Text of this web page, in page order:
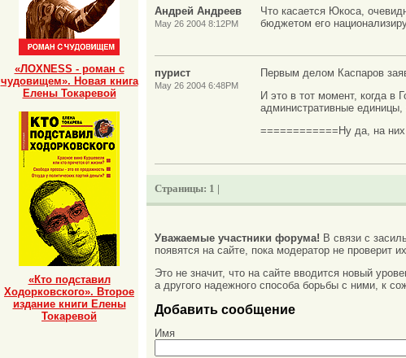
Андрей Андреев
May 26 2004 8:12PM
Что касается Юкоса,
бюджетом его
пурист
May 26 2004 6:48PM
Первым делом Каспаров
И это в тот момент, когда в
административные единицы,
============Ну да, на них
Страницы: 1 |
Уважаемые участники форума! В связи с
появятся на сайте, пока модератор не проверит
Это не значит, что на сайте вводится новый
а другого надежного способа борьбы с ними, к
Добавить сообщение
Имя
«ЛОХNESS - роман с
чудовищем». Новая книга
Елены Токаревой
«Кто подставил
Ходорковского». Второе
издание книги Елены
Токаревой